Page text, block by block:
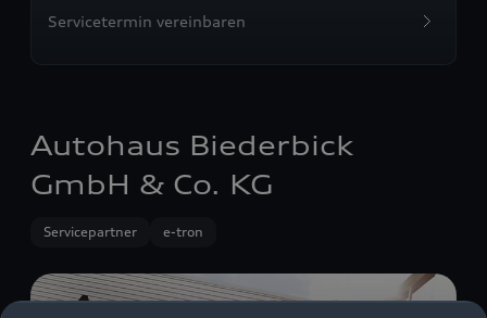
Servicetermin vereinbaren
Autohaus Biederbick
GmbH & Co. KG
Servicepartner e-tron